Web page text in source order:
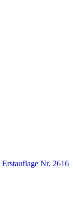
Nr. 2616